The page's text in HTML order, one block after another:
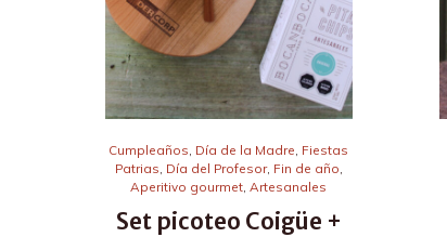
Cumpleaños, Día de la Madre, Fiestas
Patrias, Día del Profesor, Fin de año,
Aperitivo gourmet,Artesanales
Set picoteo Coigüe +